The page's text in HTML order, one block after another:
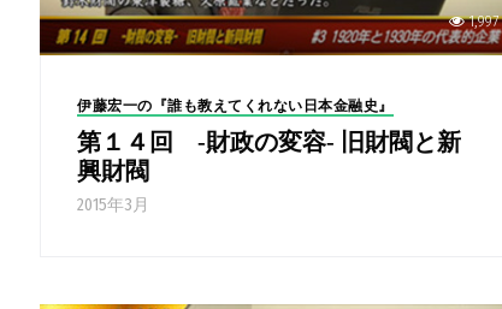
1,997
伊藤宏一の『誰も教えてくれない日本金融史』
第１４回 -財政の変容- 旧財閥と新
興財閥
2015年3月